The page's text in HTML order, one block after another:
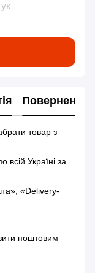
Повернення
товар з
всій Україні за
«Delivery-
поштовим